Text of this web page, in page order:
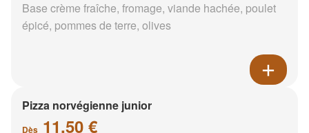
Base crème fraîche, fromage, viande hachée, poulet
épicé, pommes de terre, olives
Pizza norvégienne junior
Dès 11.50 €